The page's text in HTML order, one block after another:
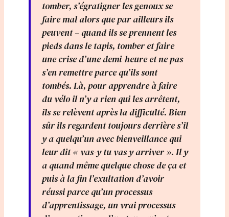
tomber, s’égratigner les genoux se
faire mal alors que par ailleurs ils
peuvent – quand ils se prennent les
pieds dans le tapis, tomber et faire
une crise d’une demi-heure et ne pas
s’en remettre parce qu’ils sont
tombés. Là, pour apprendre à faire
du vélo il n’y a rien qui les arrêtent,
ils se relèvent après la difficulté. Bien
sûr ils regardent toujours derrière s’il
y a quelqu’un avec bienveillance qui
leur dit « vas-y tu vas y arriver ». Il y
a quand même quelque chose de ça et
puis à la fin l’exultation d’avoir
réussi parce qu’un processus
d’apprentissage, un vrai processus